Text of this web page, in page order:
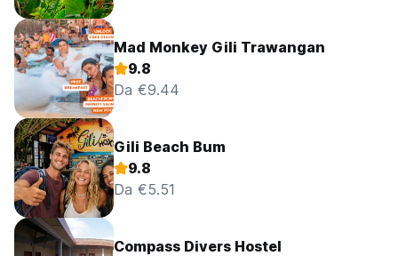
Mad Monkey Gili Trawangan
9.8
Da €9.44
Gili Beach Bum
9.8
Da €5.51
Compass Divers Hostel